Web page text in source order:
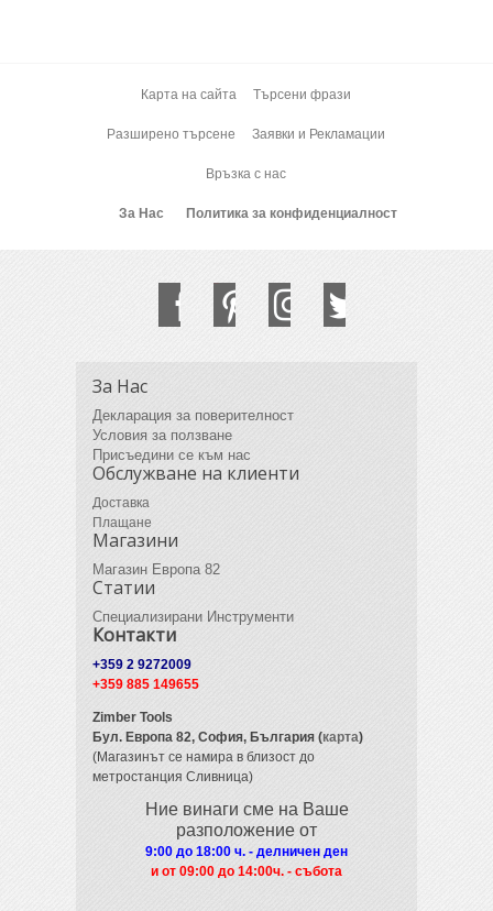
Карта на сайта Търсени фрази
Разширено търсене Заявки и Рекламации
Връзка с нас
За Нас Политика за конфиденциалност
За Нас
Декларация за поверителност
Условия за ползване
Присъедини се към нас
Обслужване на клиенти
Доставка
Плащане
Магазини
Магазин Европа 82
Статии
Специализирани Инструменти
Контакти
+359 2 9272009
+359 885 149655
Zimber Tools
Бул. Европа 82, София, България (карта)
(Магазинът се намира в близост до
метростанция Сливница)
Ние винаги сме на Ваше
разположение от
9:00 до 18:00 ч. - делничен ден
и от 09:00 до 14:00ч. - събота